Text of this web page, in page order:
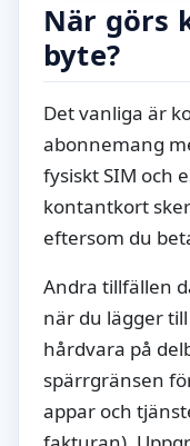
När görs
byte?
Det vanliga är
abonnemang
fysiskt SIM och
kontantkort
eftersom du
Andra tillfällen
när du lägger
hårdvara på
spärrgränsen
appar och